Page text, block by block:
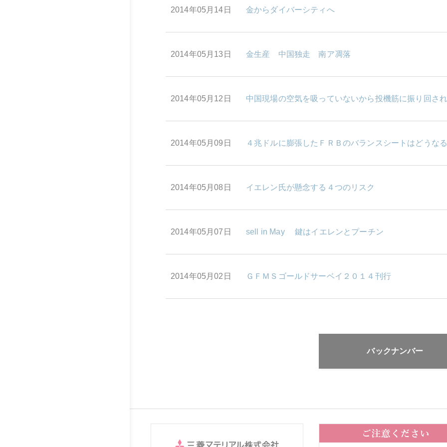
2014年05月14日 金からダイバーシティへ
2014年05月13日 金生産 中国独走 南ア凋落
2014年05月12日 中国現場の空気を吸っていないから投機筋に振り回さ
2014年05月09日 ４兆ドルに膨張したＦＲＢのバランスシートはどうなる
2014年05月08日 イエレン氏が懸念する４つのリスク
2014年05月07日 sell in May 鍵はイエレンとプーチン
2014年05月02日 ＧＦＭＳゴールドサーベイ２０１４刊行
バックナンバー